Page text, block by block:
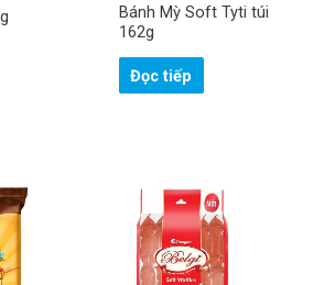
Bánh Mỳ Soft Tyti túi
162g
Đọc tiếp